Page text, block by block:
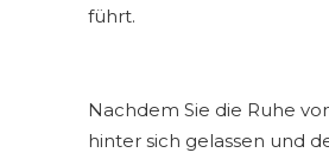
führt.
Nachdem Sie die Ruhe
hinter sich gelassen und